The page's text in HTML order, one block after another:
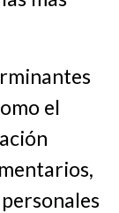
el